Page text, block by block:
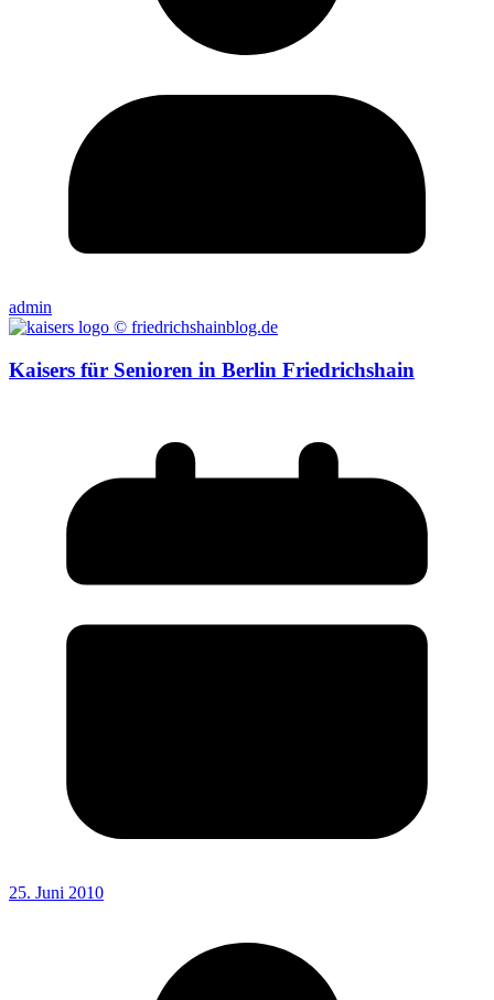
admin
Kaisers für Senioren in Berlin Friedrichshain
25. Juni 2010